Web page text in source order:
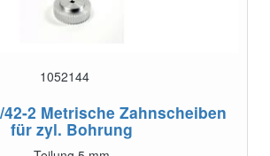
1052144
2 Metrische Zahnscheiben
für zyl. Bohrung